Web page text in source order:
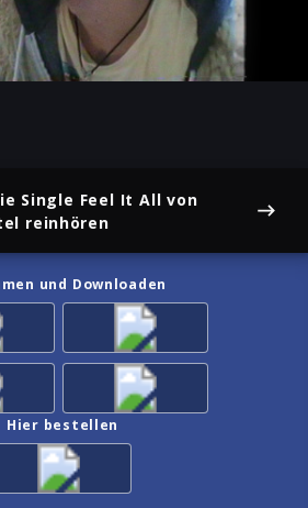
-04:54
Mute
Single Feel It All von
reinhören
und Downloaden
Hier bestellen